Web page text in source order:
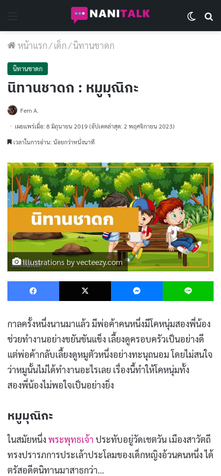
หน้าแรก/เด็ก/นิทานชาดก
นิทานชาดก
นิทานชาดก : หมูมุณิกะ
Fern A.
เผยแพร่เมื่อ: 8 มิถุนายน 2019 (อัปเดตล่าสุด: 2 พฤศจิกายน 2023)
เวลาในการอ่าน: น้อยกว่าหนึ่งนาที
Illustrations by vecteezy.com
Facebook X Messenger
กาลครั้งหนึ่งนานมาแล้ว มีพ่อค้าคนหนึ่งมีโคหนุ่มสองพี่น้อง
ช่วยทำงานอย่างขยันขันแข็ง เลี้ยงดูครอบครัวเป็นอย่างดี
แต่พ่อค้ากลับเลี้ยงดูหมูตัวหนึ่งอย่างทะนุถนอม โดยไม่สนใจ
ว่าหมูนั้นไม่ได้ทำงานอะไรเลย เรื่องนี้ทำให้โคหนุ่มทั้ง
สองพี่น้องไม่พอใจเป็นอย่างยิ่ง
หมูมุณิกะ
ในสมัยหนึ่ง พระพุทธเจ้า ประทับอยู่วัดเชตวัน เมืองสาวัตถี
ทรงปรารภการประเล้าประโลมของเด็กหญิงอ้วนคนหนึ่ง ได้
ตรัสอดีตนิทานมาสาธกว่า…